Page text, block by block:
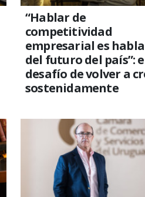
“Hablar de
competitividad
empresarial es
del futuro del país”:
desafío de volver a
sostenidamente